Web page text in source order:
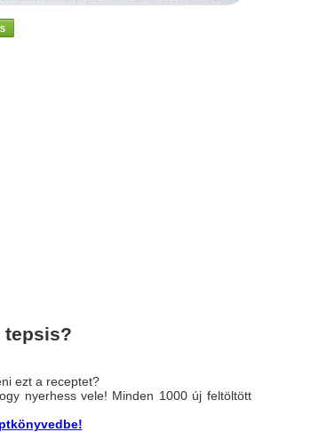
tepsis?
ezt a receptet?
nyerhess vele! Minden 1000 új feltöltött